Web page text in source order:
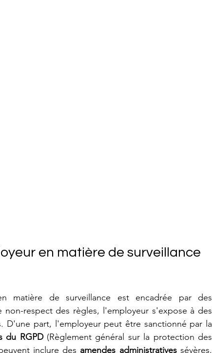
en matière de surveillance
matière de surveillance est encadrée par des
non-respect des règles, l'employeur s'expose à des
D'une part, l'employeur peut être sanctionné par la
du RGPD (Règlement général sur la protection des
inclure des amendes administratives sévères,